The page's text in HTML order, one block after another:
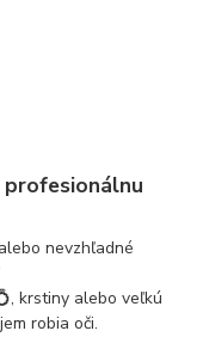
nevzhľadné
krstiny alebo veľkú
robia oči.